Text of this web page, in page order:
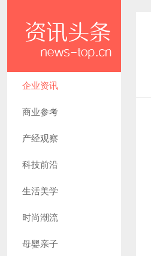
企业资讯
商业参考
产经观察
科技前沿
生活美学
时尚潮流
母婴亲子